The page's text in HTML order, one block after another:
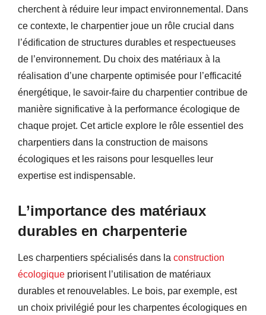
cherchent à réduire leur impact environnemental. Dans
ce contexte, le charpentier joue un rôle crucial dans
l’édification de structures durables et respectueuses
de l’environnement. Du choix des matériaux à la
réalisation d’une charpente optimisée pour l’efficacité
énergétique, le savoir-faire du charpentier contribue de
manière significative à la performance écologique de
chaque projet. Cet article explore le rôle essentiel des
charpentiers dans la construction de maisons
écologiques et les raisons pour lesquelles leur
expertise est indispensable.
L’importance des matériaux
durables en charpenterie
Les charpentiers spécialisés dans la construction
écologique priorisent l’utilisation de matériaux
durables et renouvelables. Le bois, par exemple, est
un choix privilégié pour les charpentes écologiques en